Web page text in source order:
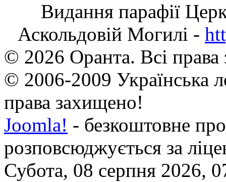
Видання парафії
Аскольдовій Могилі -
© 2026 Оранта. Всі
© 2006-2009 Українська
права захищено!
Joomla! - безкоштовне
розповсюджується за
Субота, 08 серпня 2026,